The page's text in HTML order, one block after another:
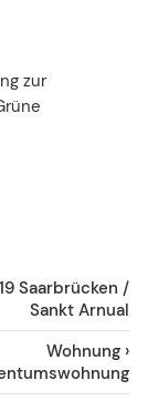
zur
Saarbrücken /
Sankt Arnual
Wohnung ›